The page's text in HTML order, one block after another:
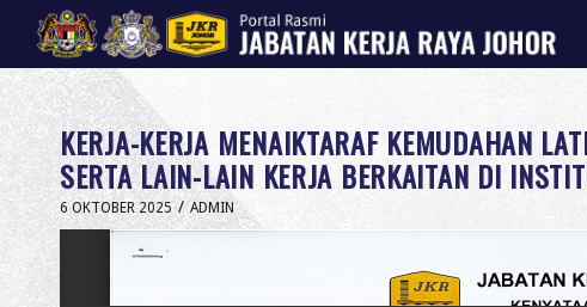
KERJA-KERJA MENAIKTARAF KEMUDAHAN
SERTA LAIN-LAIN KERJA BERKAITAN DI
6 OKTOBER 2025 / ADMIN